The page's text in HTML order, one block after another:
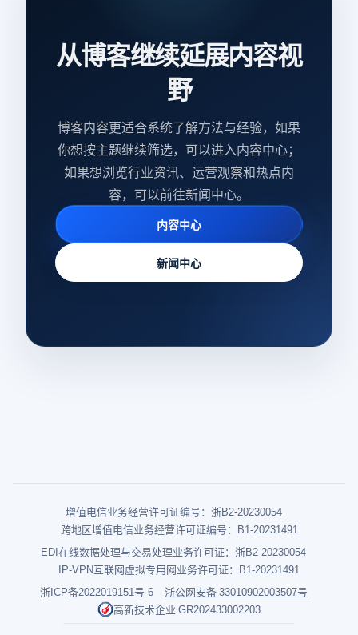
从博客继续延展内容视
野
博客内容更适合系统了解方法与经验，如果
你想按主题继续筛选，可以进入内容中心；
如果想浏览行业资讯、运营观察和热点内
容，可以前往新闻中心。
内容中心
新闻中心
增值电信业务经营许可证编号：浙B2-20230054
跨地区增值电信业务经营许可证编号：B1-20231491
EDI在线数据处理与交易处理业务许可证：浙B2-20230054
IP-VPN互联网虚拟专用网业务许可证：B1-20231491
浙ICP备2022019151号-6
浙公网安备 33010902003507号
高新技术企业 GR202433002203